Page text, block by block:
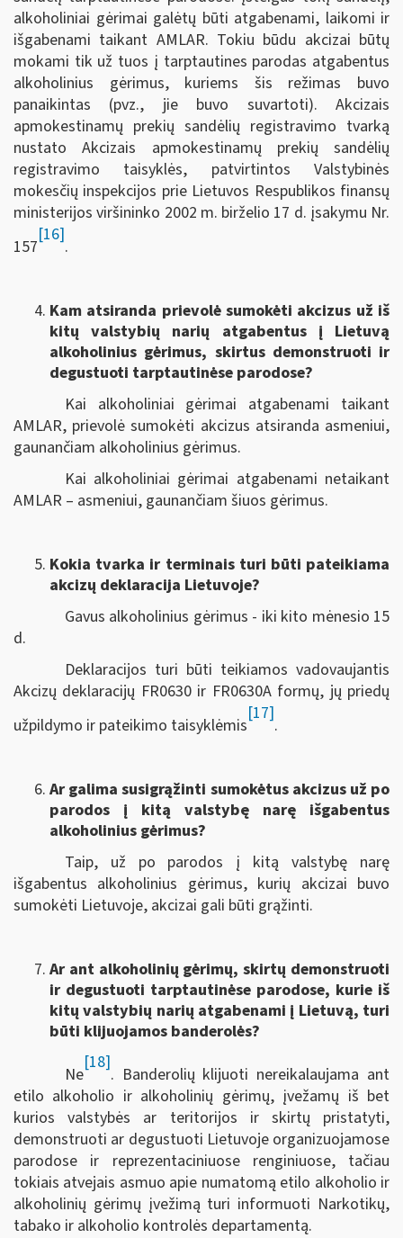
alkoholiniai gėrimai galėtų būti atgabenami, laikomi ir
išgabenami taikant AMLAR. Tokiu būdu akcizai būtų
mokami tik už tuos į tarptautines parodas atgabentus
alkoholinius gėrimus, kuriems šis režimas buvo
panaikintas (pvz., jie buvo suvartoti). Akcizais
apmokestinamų prekių sandėlių registravimo tvarką
nustato Akcizais apmokestinamų prekių sandėlių
registravimo taisyklės, patvirtintos Valstybinės
mokesčių inspekcijos prie Lietuvos Respublikos finansų
ministerijos viršininko 2002 m. birželio 17 d. įsakymu Nr.
157
[16]
.
Kam atsiranda prievolė sumokėti akcizus už iš
kitų valstybių narių atgabentus į Lietuvą
alkoholinius gėrimus, skirtus demonstruoti ir
degustuoti tarptautinėse parodose?
Kai alkoholiniai gėrimai atgabenami taikant
AMLAR, prievolė sumokėti akcizus atsiranda asmeniui,
gaunančiam alkoholinius gėrimus.
Kai alkoholiniai gėrimai atgabenami netaikant
AMLAR – asmeniui, gaunančiam šiuos gėrimus.
Kokia tvarka ir terminais turi būti pateikiama
akcizų deklaracija Lietuvoje?
Gavus alkoholinius gėrimus - iki kito mėnesio 15
d.
Deklaracijos turi būti teikiamos vadovaujantis
Akcizų deklaracijų FR0630 ir FR0630A formų, jų priedų
užpildymo ir pateikimo taisyklėmis
[17]
.
Ar galima susigrąžinti sumokėtus akcizus už po
parodos į kitą valstybę narę išgabentus
alkoholinius gėrimus?
Taip, už po parodos į kitą valstybę narę
išgabentus alkoholinius gėrimus, kurių akcizai buvo
sumokėti Lietuvoje, akcizai gali būti grąžinti.
Ar ant alkoholinių gėrimų, skirtų demonstruoti
ir degustuoti tarptautinėse parodose, kurie iš
kitų valstybių narių atgabenami į Lietuvą, turi
būti klijuojamos banderolės?
Ne
[18]
. Banderolių klijuoti nereikalaujama ant
etilo alkoholio ir alkoholinių gėrimų, įvežamų iš bet
kurios valstybės ar teritorijos ir skirtų pristatyti,
demonstruoti ar degustuoti Lietuvoje organizuojamose
parodose ir reprezentaciniuose renginiuose, tačiau
tokiais atvejais asmuo apie numatomą etilo alkoholio ir
alkoholinių gėrimų įvežimą turi informuoti Narkotikų,
tabako ir alkoholio kontrolės departamentą.